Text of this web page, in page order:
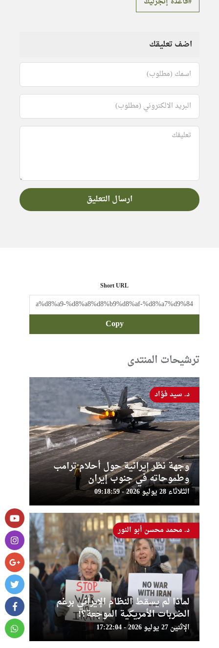
اضف تعليقك
Short URL
Copy
ترشيحات المنتدى
وجهة نظر إيرانية حول أحلام ترامب
وطموحاته في جنوب إيران
الثلاثاء 28 يوليو 2026 - 09:18:59
د. سيد فؤاد
لماذا لم يسقط النظام الإيراني برغم
الضربات الأمريكية الموجعة؟!
الإثنين 27 يوليو 2026 - 17:22:04
د. محمد محسن أبو النور